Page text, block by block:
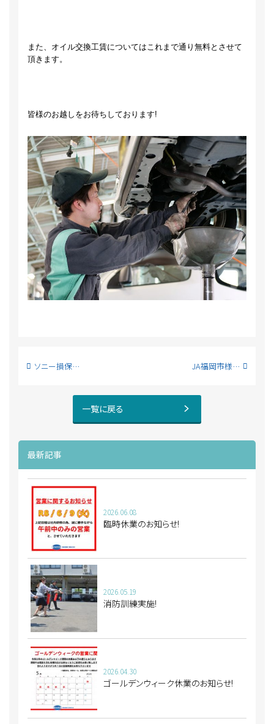
また、オイル交換工賃についてはこれまで通り無料とさせて
頂きます。
皆様のお越しをお待ちしております!
ソニー損保様 工場見学のお知らせ JA福岡市様向けの工場見学会開催しました!
一覧に戻る
最新記事
2026.06.08
臨時休業のお知らせ!
2026.05.19
消防訓練実施!
2026.04.30
ゴールデンウィーク休業のお知らせ!